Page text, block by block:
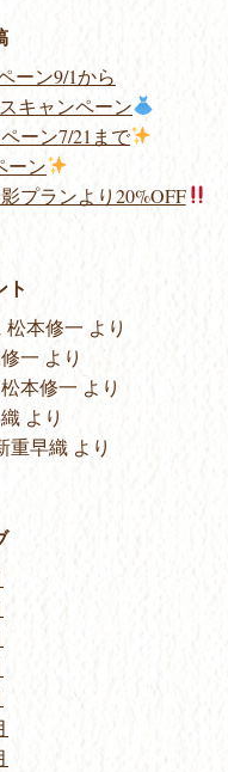
ーン9/1から
キャンペーン
ーン7/21まで
ーン
プランより20%OFF
ト
松本修一 より
一 より
松本修一 より
より
重早織 より